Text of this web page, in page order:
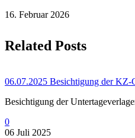
16. Februar 2026
Related Posts
06.07.2025 Besichtigung der KZ-
Besichtigung der
0
06 Juli 2025